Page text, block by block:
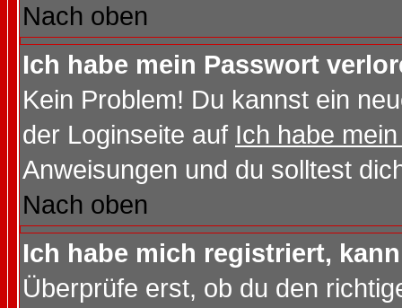
Nach oben
Ich habe mein Passwort
Kein Problem! Du kannst ein
der Loginseite auf Ich habe
Anweisungen und du solltest
Nach oben
Ich habe mich registriert,
Überprüfe erst, ob du den